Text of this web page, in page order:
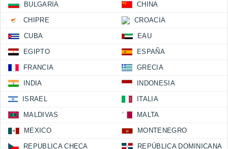
BULGARIA CHINA
CHIPRE CROACIA
CUBA EAU
EGIPTO ESPAÑA
FRANCIA GRECIA
INDIA INDONESIA
ISRAEL ITALIA
MALDIVAS MALTA
MEXICO MONTENEGRO
REPUBLICA CHECA REPÚBLICA DOMINICANA